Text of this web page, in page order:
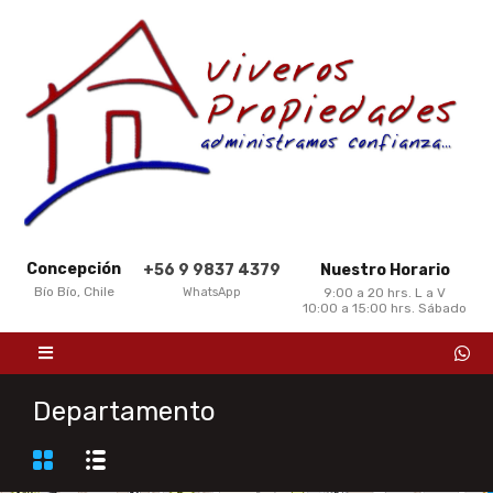
Concepción
Bío Bío, Chile
+56 9 9837 4379
WhatsApp
Nuestro Horario
9:00 a 20 hrs. L a V
10:00 a 15:00 hrs. Sábado
Departamento